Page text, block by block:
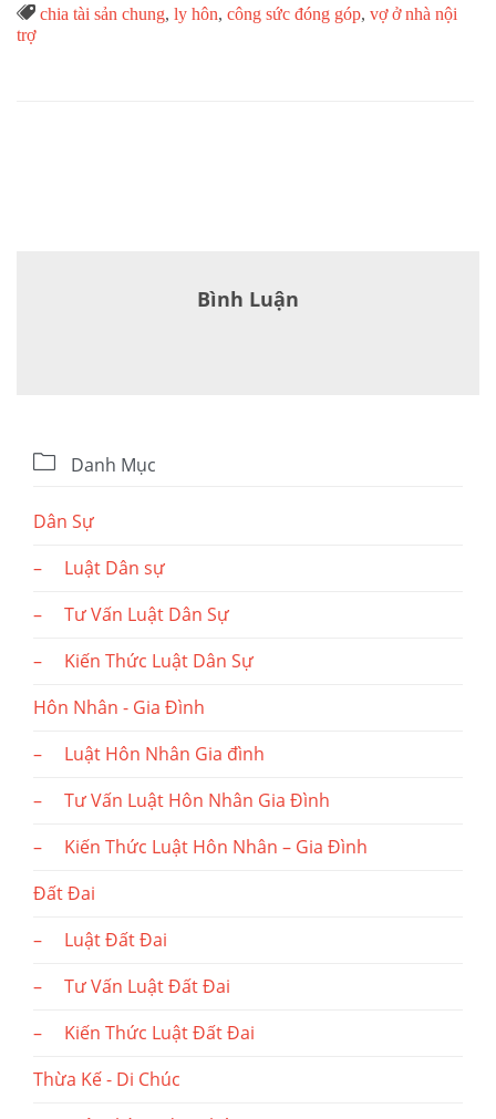
Từ
Khóa
chia tài sản chung, ly hôn, công sức đóng góp, vợ ở nhà nội
trợ
Bình Luận
 Danh Mục
Dân Sự
– Luật Dân sự
– Tư Vấn Luật Dân Sự
– Kiến Thức Luật Dân Sự
Hôn Nhân - Gia Đình
– Luật Hôn Nhân Gia đình
– Tư Vấn Luật Hôn Nhân Gia Đình
– Kiến Thức Luật Hôn Nhân – Gia Đình
Đất Đai
– Luật Đất Đai
– Tư Vấn Luật Đất Đai
– Kiến Thức Luật Đất Đai
Thừa Kế - Di Chúc